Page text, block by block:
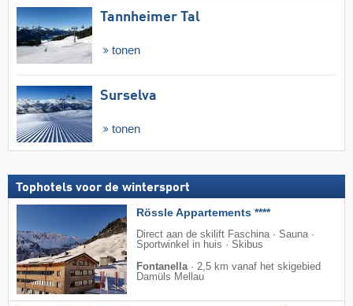
Tannheimer Tal
tonen
Surselva
tonen
Tophotels voor de wintersport
Rössle Appartements ****
Direct aan de skilift Faschina · Sauna ·
Sportwinkel in huis · Skibus
Fontanella · 2,5 km vanaf het skigebied
Damüls Mellau